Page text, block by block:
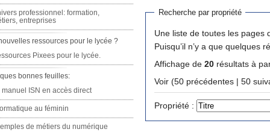
Recherche par propriété
Une liste de toutes les pages
Puisqu’il n’y a que quelques
Affichage de 20 résultats à
Voir (50
Propriété :
professionnel: formation,
entreprises
ressources pour le lycée ?
Pixees pour le lycée.
bonnes feuilles:
manuel ISN en accès direct
au féminin
de métiers du numérique